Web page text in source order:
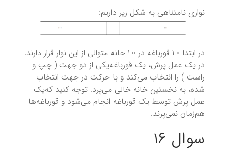
نواری نامتناهی به شکل زیر داریم:
در ابتدا 10 قورباغه در 10 خانه متوالی از این نوار قرار دارند.
در یک عمل پرش، یک قورباغه‌یکی از دو جهت ( چپ و
راست ) را انتخاب می‌کند و با حرکت در جهت انتخاب
شده، به نخستین خانه خالی می‌پرد. توجه کنید که‌یک
عمل پرش توسط یک قورباغه انجام می‌شود و قورباغه‌ها
هم‌زمان نمی‌پرند.
سوال ۱۶